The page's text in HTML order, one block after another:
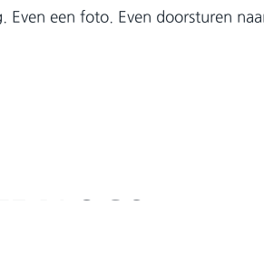
een foto. Even doorsturen
BLOGS